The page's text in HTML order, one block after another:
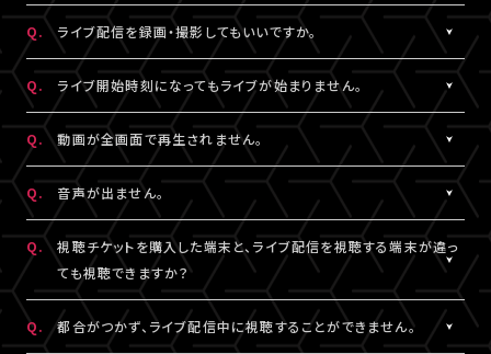
用ください。
3.全て半角英数で入力できていますか？
必ず半角数字でご入力ください。全角入力ではログインできませ
4.スペースが入っていませんか？
入力の際、前後にスペースが入っていないかご確認ください。不要
なスペースを入れると認証されませんので、ご注意ください。
5.キーボードのNum Lock（ナムロック）が押されていませんか？
ノートパソコンをご利用の方は、Num Lockキーが外れた状態で行
ってください。
用になっていませんか？
2.推奨環境からお試しいただいていますか？
ご利用の環境が推奨環境でない場合、正常にページ遷移ができな
い可能性がございます。推奨環境はこちらよりご確認ください。
スマートフォン、タブレットをご利用の場合、LINEやメール等のアプ
リ内ブラウジングではなく、指定のブラウザ（iPhone・iPadの場合
は「Safari」、Androidの場合は「Chrome」）で当サービスをご利
用ください。
3.全て半角英数で入力できていますか？
必ず半角数字でご入力ください。全角入力ではログインできませ
ん。
ID（メールアドレス）にてログインしてください。
アウトされます。
A.
ライブ配信の途中からご利用の場合は、視聴開始された時点から
の再生となります。
Q. ライブ配信を録画・撮影してもいいですか。
A.
原則、カメラ・スマートフォンなどによる画面録画・撮影・録音は禁
止いたします。
ただし各配信で別途案内があった場合はこれに限りません。
録画・撮影・録音を許可する案内のない配信でSNSや動画サイトな
どへの無断転載・共有を行った場合、法的責任に問われる場合が
ございます。
Q. ライブ開始時刻になってもライブが始まりません。
A.
リロード（再読み込み）をお試しいただき、視聴ページを更新してく
ださい。
※リロード（再読み込み）方法はご利用端末により異なります。
Q. 動画が全画面で再生されません。
A.
視聴画面の右下にある四角いボタンを押すと、全画面での表示に
切り替わります。 全画面での視聴中に同じボタンを押すと、元の画
面サイズに戻ります。
Q. 音声が出ません。
A.
視聴ページの動画配信プレイヤーがミュート（消音）になっていな
いかをご確認ください。
また、ご利用の端末がマナーモードになっていないか、音量設定が
小さくなっていないかをご確認ください。
Q.
視聴チケットを購入した端末と、ライブ配信を視聴する端末が違っ
ても視聴できますか？
A.
視聴チケットをご購入いただいた際と同じA!-ID（メールアドレス）・
パスワードでログインいただければ、端末が違ってもご視聴いただ
Q. 都合がつかず、ライブ配信中に視聴することができません。